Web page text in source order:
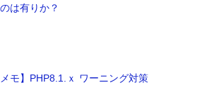
は有りか？
メモ】PHP8.1.ｘ ワーニング対策